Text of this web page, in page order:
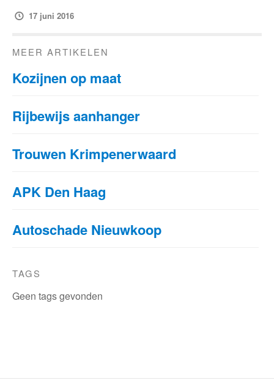
17 juni 2016
MEER ARTIKELEN
Kozijnen op maat
Rijbewijs aanhanger
Trouwen Krimpenerwaard
APK Den Haag
Autoschade Nieuwkoop
TAGS
Geen tags gevonden